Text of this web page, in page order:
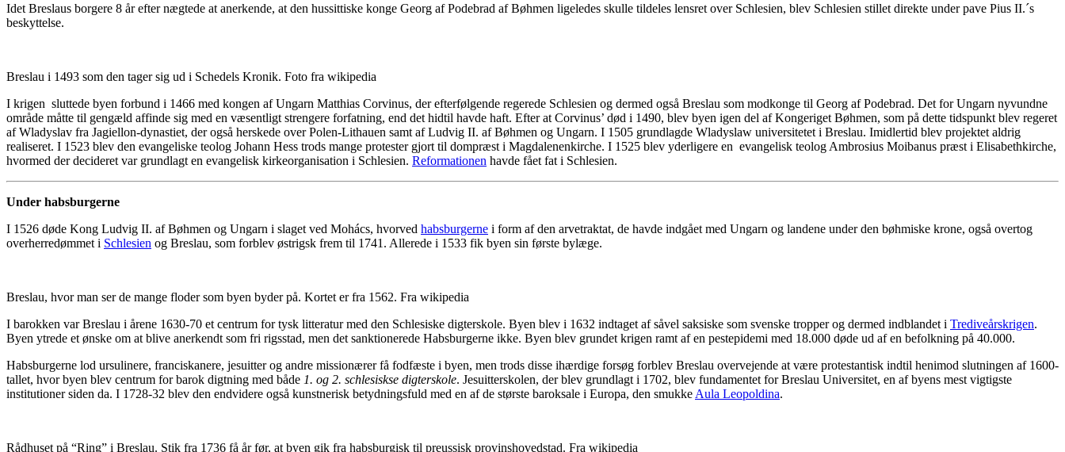
Idet Breslaus borgere 8 år efter nægtede at anerkende, at den hussittiske konge Georg af Podebrad af Bøhmen ligeledes skulle tildeles lensret over Schlesien, blev Schlesien stillet direkte under pave Pius II.´s
beskyttelse.
Breslau i 1493 som den tager sig ud i Schedels Kronik. Foto fra wikipedia
I krigen sluttede byen forbund i 1466 med kongen af Ungarn Matthias Corvinus, der efterfølgende regerede Schlesien og dermed også Breslau som modkonge til Georg af Podebrad. Det for Ungarn nyvundne
område måtte til gengæld affinde sig med en væsentligt strengere forfatning, end det hidtil havde haft. Efter at Corvinus’ død i 1490, blev byen igen del af Kongeriget Bøhmen, som på dette tidspunkt blev regeret
af Wladyslav fra Jagiellon-dynastiet, der også herskede over Polen-Lithauen samt af Ludvig II. af Bøhmen og Ungarn. I 1505 grundlagde Wladyslaw universitetet i Breslau. Imidlertid blev projektet aldrig
realiseret. I 1523 blev den evangeliske teolog Johann Hess trods mange protester gjort til dompræst i Magdalenenkirche. I 1525 blev yderligere en evangelisk teolog Ambrosius Moibanus præst i Elisabethkirche,
hvormed der decideret var grundlagt en evangelisk kirkeorganisation i Schlesien. Reformationen havde fået fat i Schlesien.
Under habsburgerne
I 1526 døde Kong Ludvig II. af Bøhmen og Ungarn i slaget ved Mohács, hvorved habsburgerne i form af den arvetraktat, de havde indgået med Ungarn og landene under den bøhmiske krone, også overtog
overherredømmet i Schlesien og Breslau, som forblev østrigsk frem til 1741. Allerede i 1533 fik byen sin første bylæge.
Breslau, hvor man ser de mange floder som byen byder på. Kortet er fra 1562. Fra wikipedia
I barokken var Breslau i årene 1630-70 et centrum for tysk litteratur med den Schlesiske digterskole. Byen blev i 1632 indtaget af såvel saksiske som svenske tropper og dermed indblandet i Trediveårskrigen.
Byen ytrede et ønske om at blive anerkendt som fri rigsstad, men det sanktionerede Habsburgerne ikke. Byen blev grundet krigen ramt af en pestepidemi med 18.000 døde ud af en befolkning på 40.000.
Habsburgerne lod ursulinere, franciskanere, jesuitter og andre missionærer få fodfæste i byen, men trods disse ihærdige forsøg forblev Breslau overvejende at være protestantisk indtil henimod slutningen af 1600-
tallet, hvor byen blev centrum for barok digtning med både 1. og 2. schlesiskse digterskole. Jesuitterskolen, der blev grundlagt i 1702, blev fundamentet for Breslau Universitet, en af byens mest vigtigste
institutioner siden da. I 1728-32 blev den endvidere også kunstnerisk betydningsfuld med en af de største baroksale i Europa, den smukke Aula Leopoldina.
Rådhuset på “Ring” i Breslau. Stik fra 1736 få år før, at byen gik fra habsburgisk til preussisk provinshovedstad. Fra wikipedia